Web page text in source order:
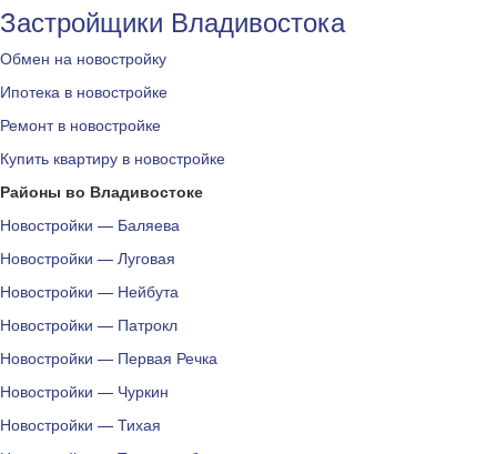
Застройщики Владивостока
Обмен на новостройку
Ипотека в новостройке
Ремонт в новостройке
Купить квартиру в новостройке
Районы во Владивостоке
Новостройки — Баляева
Новостройки — Луговая
Новостройки — Нейбута
Новостройки — Патрокл
Новостройки — Первая Речка
Новостройки — Чуркин
Новостройки — Тихая